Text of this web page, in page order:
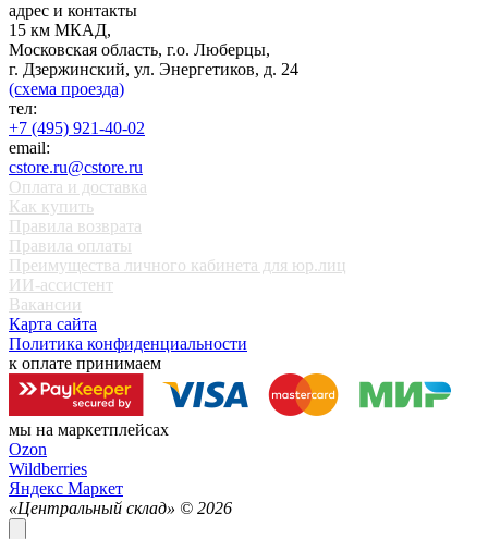
адрес и контакты
15 км МКАД,
Московская область, г.о. Люберцы,
г. Дзержинский, ул. Энергетиков, д. 24
(схема проезда)
тел:
+7 (495) 921-40-02
email:
cstore.ru@cstore.ru
Оплата и доставка
Как купить
Правила возврата
Правила оплаты
Преимущества личного кабинета для юр.лиц
ИИ-ассистент
Вакансии
Карта сайта
Политика конфиденциальности
к оплате принимаем
мы на маркетплейсах
Ozon
Wildberries
Яндекс Маркет
«Центральный склад» © 2026